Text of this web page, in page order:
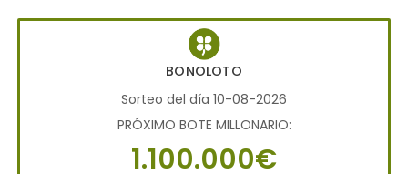
BONOLOTO
Sorteo del día 10-08-2026
PRÓXIMO BOTE MILLONARIO:
1.100.000€